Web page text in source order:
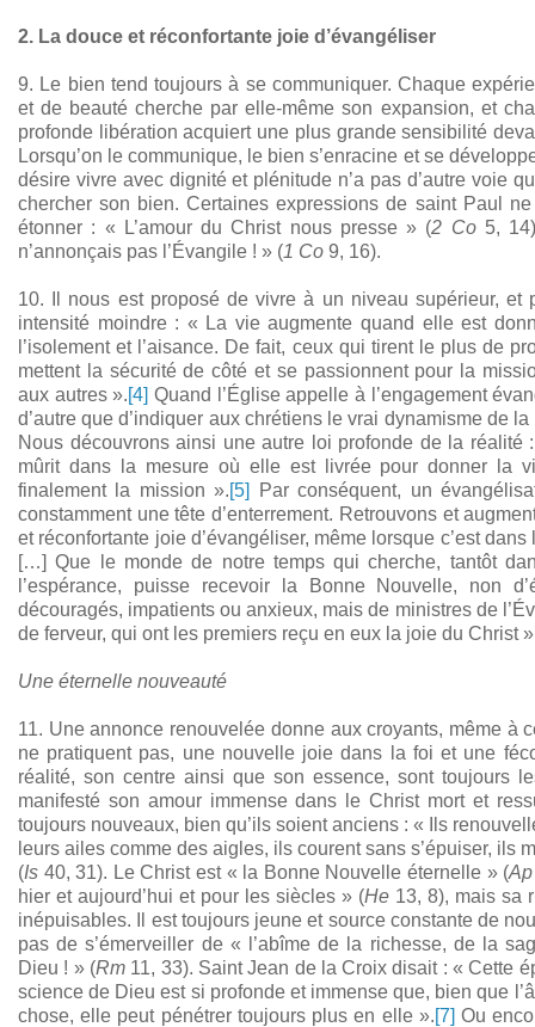
2. La douce et réconfortante joie d’évangéliser
9. Le bien tend toujours à se communiquer. Chaque
et de beauté cherche par elle-même son expansion, et
profonde libération acquiert une plus grande sensibilité
Lorsqu’on le communique, le bien s’enracine et se
désire vivre avec dignité et plénitude n’a pas d’autre voie
chercher son bien. Certaines expressions de saint Paul
étonner : « L’amour du Christ nous presse » (2 Co5,
n’annonçais pas l’Évangile ! » (1 Co 9, 16).
10. Il nous est proposé de vivre à un niveau supérieur, et
intensité moindre : « La vie augmente quand elle est
l’isolement et l’aisance. De fait, ceux qui tirent le plus de
mettent la sécurité de côté et se passionnent pour la
aux autres ».[4] Quand l’Église appelle à l’engagement
d’autre que d’indiquer aux chrétiens le vrai dynamisme de
Nous découvrons ainsi une autre loi profonde de la réalité
mûrit dans la mesure où elle est livrée pour donner la
finalement la mission ».[5]
Par conséquent, un
constamment une tête d’enterrement. Retrouvons et
et réconfortante joie d’évangéliser, même lorsque c’est dans
[…] Que le monde de notre temps qui cherche, tantôt
l’espérance, puisse recevoir la Bonne Nouvelle, non
découragés, impatients ou anxieux, mais de ministres de
de ferveur, qui ont les premiers reçu en eux la joie du Christ
Une éternelle nouveauté
11. Une annonce renouvelée donne aux croyants, même à
ne pratiquent pas, une nouvelle joie dans la foi et une
réalité, son centre ainsi que son essence, sont toujours
manifesté son amour immense dans le Christ mort et
toujours nouveaux, bien qu’ils soient anciens : « Ils
leurs ailes comme des aigles, ils courent sans s’épuiser, ils
(Is 40, 31). Le Christ est « la Bonne Nouvelle éternelle » (
hier et aujourd’hui et pour les siècles » (He 13, 8), mais sa
inépuisables. Il est toujours jeune et source constante de
pas de s’émerveiller de « l’abîme de la richesse, de la
Dieu ! » (Rm 11, 33). Saint Jean de la Croix disait : « Cette
science de Dieu est si profonde et immense que, bien que
chose, elle peut pénétrer toujours plus en elle ».[7] Ou